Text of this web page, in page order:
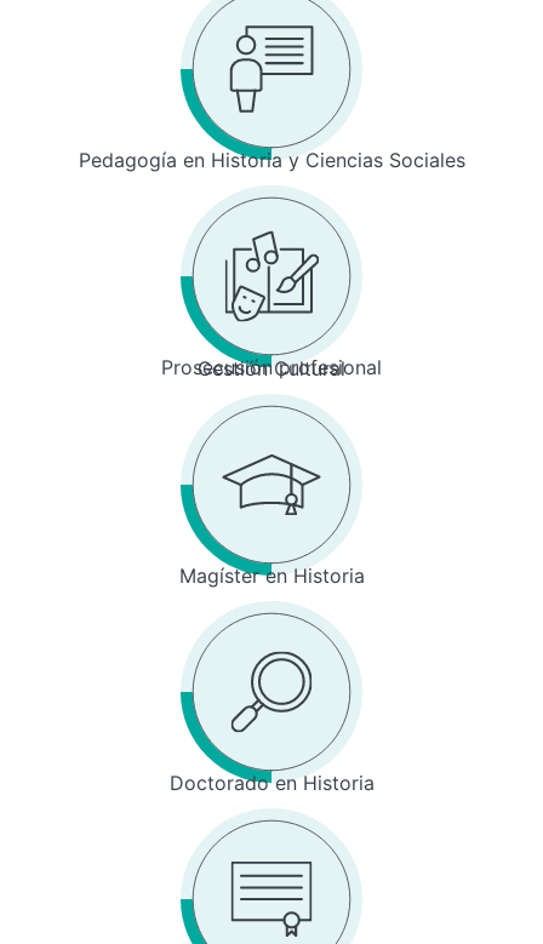
Pedagogía en Historia y Ciencias Sociales
Prosecusión profesional
Gestión Cultural
Magíster en Historia
Doctorado en Historia